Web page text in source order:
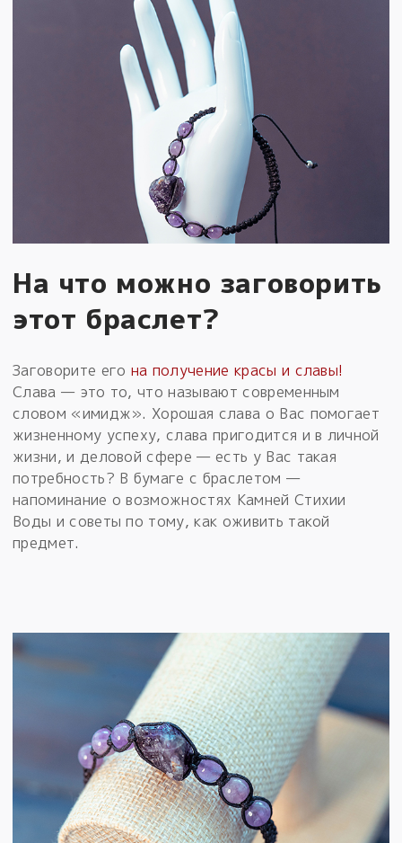
На что можно заговорить
этот браслет?
Заговорите его на получение красы и славы!
Слава — это то, что называют современным
словом «имидж». Хорошая слава о Вас помогает
жизненному успеху, слава пригодится и в личной
жизни, и деловой сфере — есть у Вас такая
потребность? В бумаге с браслетом —
напоминание о возможностях Камней Стихии
Воды и советы по тому, как оживить такой
предмет.